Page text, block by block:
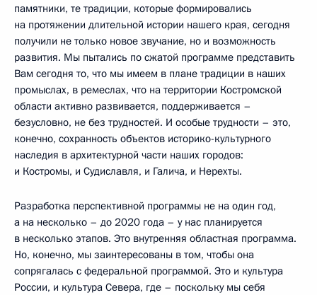
памятники, те традиции, которые формировались
на протяжении длительной истории нашего края, сегодня
получили не только новое звучание, но и возможность
развития. Мы пытались по сжатой программе представить
Вам сегодня то, что мы имеем в плане традиции в наших
промыслах, в ремеслах, что на территории Костромской
области активно развивается, поддерживается –
безусловно, не без трудностей. И особые трудности – это,
конечно, сохранность объектов историко-культурного
наследия в архитектурной части наших городов:
и Костромы, и Судиславля, и Галича, и Нерехты.
Разработка перспективной программы не на один год,
а на несколько – до 2020 года – у нас планируется
в несколько этапов. Это внутренняя областная программа.
Но, конечно, мы заинтересованы в том, чтобы она
сопрягалась с федеральной программой. Это и культура
России, и культура Севера, где – поскольку мы себя